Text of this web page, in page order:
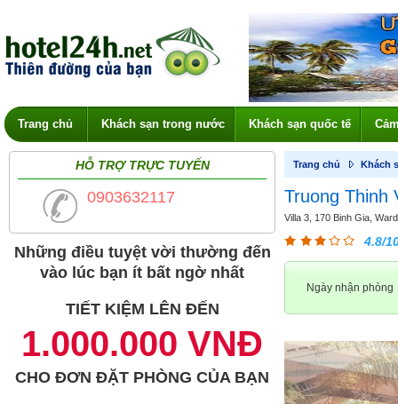
Trang chủ Khách sạn trong nước Khách sạn quốc tế
HỖ TRỢ TRỰC TUYẾN
0903632117
Những điều tuyệt vời thường đến
vào lúc bạn ít bất ngờ nhất
TIẾT KIỆM LÊN ĐẾN
1.000.000 VNĐ
CHO ĐƠN ĐẶT PHÒNG CỦA BẠN
Trang chủ Khách
Truong Thinh
Villa 3, 170 Binh Gia,
4.8/
Ngày nhận phòng